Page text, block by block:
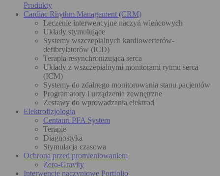
Produkty
Cardiac Rhythm Management (CRM)
Leczenie interwencyjne naczyń wieńcowych
Układy stymulujące
Systemy wszczepialnych kardiowerterów-
defibrylatorów (ICD)
Terapia resynchronizująca serca
Układy z wszczepialnymi monitorami rytmu serca
(ICM)
Systemy do zdalnego monitorowania stanu pacjentów
Programatory i urządzenia zewnętrzne
Zestawy do wprowadzania elektrod
Elektrofizjologia
Centauri PFA System
Terapie
Diagnostyka
Stymulacja czasowa
Ochrona przed promieniowaniem
Zero-Gravity
Interwencje naczyniowe Portfolio